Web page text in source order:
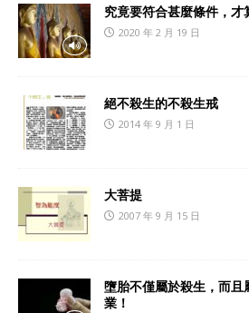
究竟要符合甚麼條件，才
2020 年 2 月 19 日
絕不殺生的不殺生戒
2014 年 9 月 1 日
大菩提
2007 年 9 月 15 日
墮胎不僅屬於殺生，而
業！